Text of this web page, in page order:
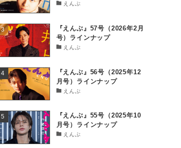
えんぶ
『えんぶ』57号（2026年2月
号）ラインナップ
えんぶ
『えんぶ』56号（2025年12
月号）ラインナップ
えんぶ
『えんぶ』55号（2025年10
月号）ラインナップ
えんぶ